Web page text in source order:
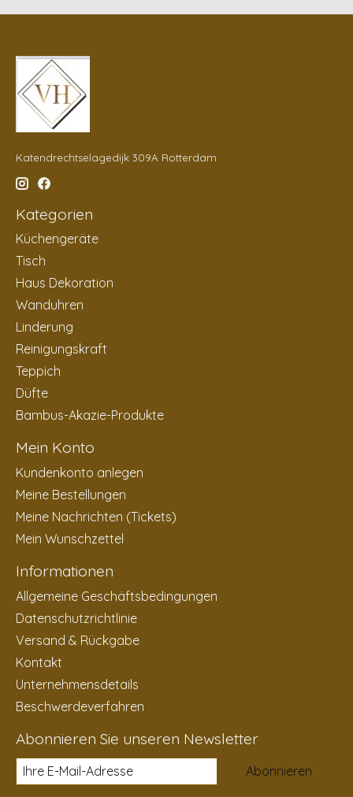
Katendrechtselagedijk 309A Rotterdam
Kategorien
Küchengeräte
Tisch
Haus Dekoration
Wanduhren
Linderung
Reinigungskraft
Teppich
Düfte
Bambus-Akazie-Produkte
Mein Konto
Kundenkonto anlegen
Meine Bestellungen
Meine Nachrichten (Tickets)
Mein Wunschzettel
Informationen
Allgemeine Geschäftsbedingungen
Datenschutzrichtlinie
Versand & Rückgabe
Kontakt
Unternehmensdetails
Beschwerdeverfahren
Abonnieren Sie unseren Newsletter
Abonnieren